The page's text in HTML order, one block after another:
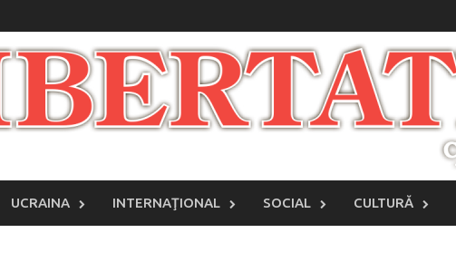
UCRAINA INTERNAŢIONAL SOCIAL CULTURĂ